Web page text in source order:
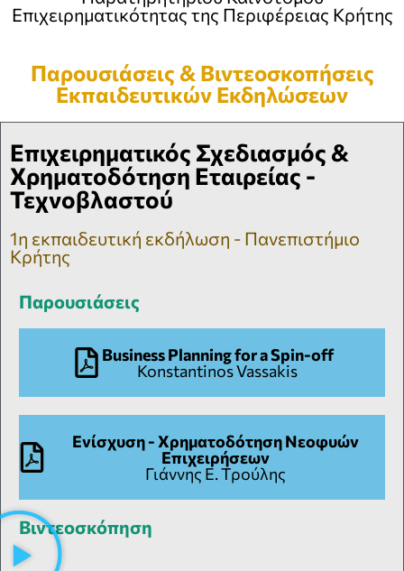
Επιχειρηματικότητας της Περιφέρειας Κρήτης
Παρουσιάσεις & Βιντεοσκοπήσεις
Εκπαιδευτικών Εκδηλώσεων
Επιχειρηματικός Σχεδιασμός &
Χρηματοδότηση Εταιρείας -
Τεχνοβλαστού
1η εκπαιδευτική εκδήλωση - Πανεπιστήμιο
Κρήτης
Παρουσιάσεις
Business Planning for a Spin-off
Konstantinos Vassakis
Ενίσχυση - Χρηματοδότηση Νεοφυών
Επιχειρήσεων
Γιάννης Ε. Τρούλης
Βιντεοσκόπηση